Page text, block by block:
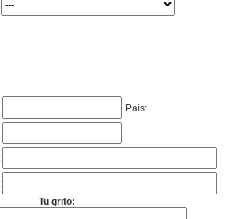
País:
Tu grito: